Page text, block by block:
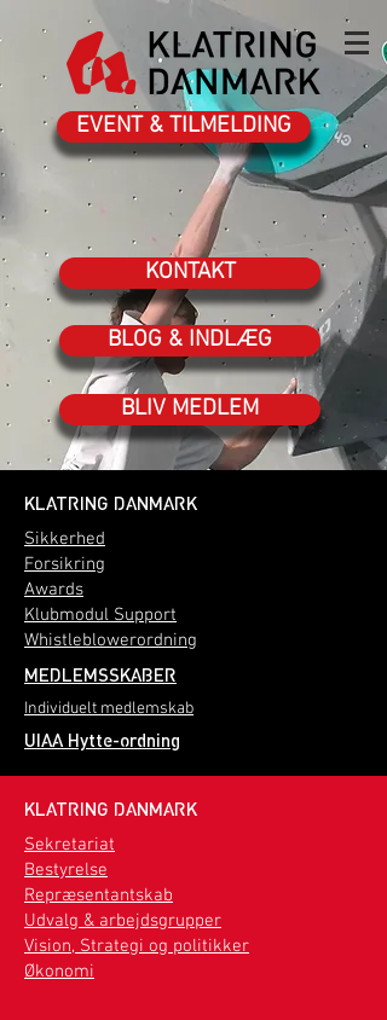
EVENT & TILMELDING
KONTAKT
BLOG & INDLÆG
BLIV MEDLEM
KLATRING DANMARK
Sikkerhed
Forsikring
Awards
Klubmodul Support
Whistleblowerordning
MEDLEMSSKABER
Individuelt medlemskab
UIAA Hytte-ordning
KLATRING DANMARK
Sekretariat
Bestyrelse
Repræsentantskab
Udvalg & arbejdsgrupper
Vision, Strategi og politikker
Økonomi